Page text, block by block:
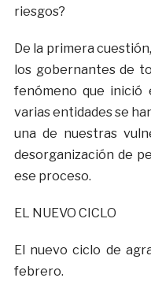
riesgos?
De la primera
los gobernantes de
fenómeno que inició
varias entidades se
una de nuestras
desorganización de
ese proceso.
EL NUEVO CICLO
El nuevo ciclo de
febrero.